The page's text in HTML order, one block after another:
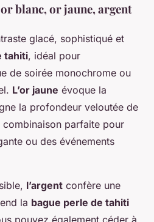
blanc, or jaune, argent
glacé, sophistiqué et
tahiti, idéal pour
de soirée monochrome ou
L’or jaune évoque la
la profondeur veloutée de
combinaison parfaite pour
ou des événements
l’argent confère une
la bague perle de tahiti
pouvez également céder à